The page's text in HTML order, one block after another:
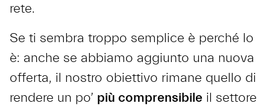
rete.
Se ti sembra troppo semplice è perché lo
è: anche se abbiamo aggiunto una nuova
offerta, il nostro obiettivo rimane quello di
rendere un po’ più comprensibile il settore